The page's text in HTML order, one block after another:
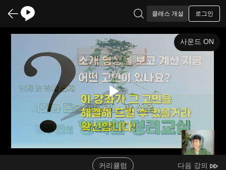
클래스 개설 로그인
Play
Video
사운드 ON
커리큘럼 다음 강의